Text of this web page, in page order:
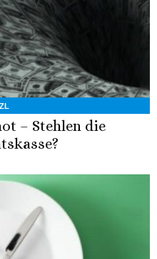
– Stehlen die